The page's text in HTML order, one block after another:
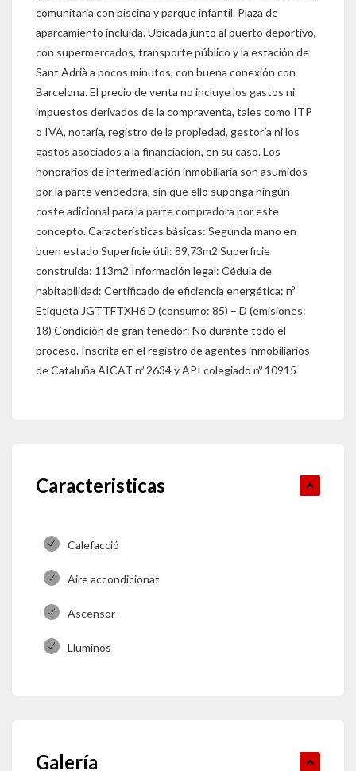
comunitaria con piscina y parque infantil. Plaza de
aparcamiento incluida. Ubicada junto al puerto deportivo,
con supermercados, transporte público y la estación de
Sant Adrià a pocos minutos, con buena conexión con
Barcelona. El precio de venta no incluye los gastos ni
impuestos derivados de la compraventa, tales como ITP
o IVA, notaría, registro de la propiedad, gestoría ni los
gastos asociados a la financiación, en su caso. Los
honorarios de intermediación inmobiliaria son asumidos
por la parte vendedora, sin que ello suponga ningún
coste adicional para la parte compradora por este
concepto. Características básicas: Segunda mano en
buen estado Superficie útil: 89,73m2 Superficie
construida: 113m2 Información legal: Cédula de
habitabilidad: Certificado de eficiencia energética: nº
Etiqueta JGTTFTXH6 D (consumo: 85) – D (emisiones:
18) Condición de gran tenedor: No durante todo el
proceso. Inscrita en el registro de agentes inmobiliarios
de Cataluña AICAT nº 2634 y API colegiado nº 10915
Caracteristicas
Calefacció
Aire accondicionat
Ascensor
Lluminós
Galería